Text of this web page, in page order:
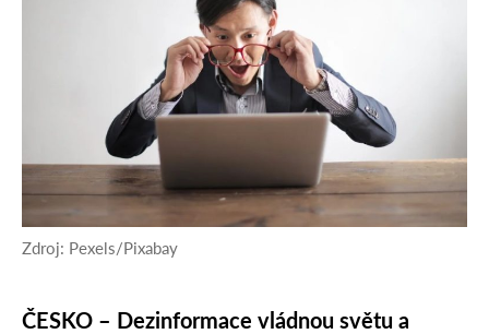
Zdroj: Pexels/Pixabay
ČESKO – Dezinformace vládnou světu a